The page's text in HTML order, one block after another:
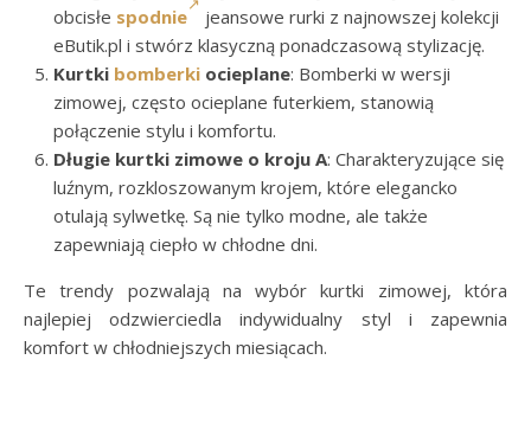
obcisłe spodnie
jeansowe rurki z najnowszej kolekcji
eButik.pl i stwórz klasyczną ponadczasową stylizację.
Kurtki bomberki ocieplane: Bomberki w wersji
zimowej, często ocieplane futerkiem, stanowią
połączenie stylu i komfortu.
Długie kurtki zimowe o kroju A: Charakteryzujące się
luźnym, rozkloszowanym krojem, które elegancko
otulają sylwetkę. Są nie tylko modne, ale także
zapewniają ciepło w chłodne dni.
Te trendy pozwalają na wybór kurtki zimowej, która
najlepiej odzwierciedla indywidualny styl i zapewnia
komfort w chłodniejszych miesiącach.